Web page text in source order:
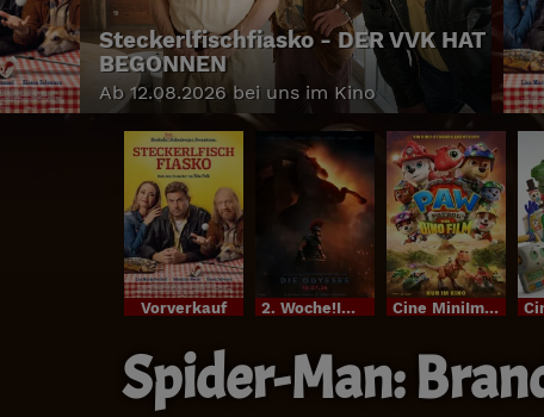
Steckerlfischfiasko - DER VVK HAT
BEGONNEN
Ab 12.08.2026 bei uns im Kino
Vorverkauf 2. Woche!Im Bundesstart Cine MiniIm Bundesstart
Spider-Man: